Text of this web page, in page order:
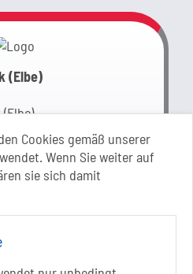
Cookies gemäß unserer
Wenn Sie weiter auf
sie sich damit
(Elbe)
elbe.de